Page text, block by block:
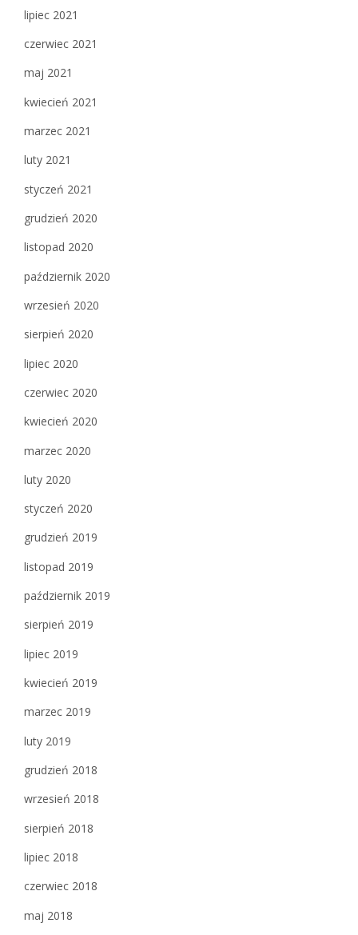
lipiec 2021
czerwiec 2021
maj 2021
kwiecień 2021
marzec 2021
luty 2021
styczeń 2021
grudzień 2020
listopad 2020
październik 2020
wrzesień 2020
sierpień 2020
lipiec 2020
czerwiec 2020
kwiecień 2020
marzec 2020
luty 2020
styczeń 2020
grudzień 2019
listopad 2019
październik 2019
sierpień 2019
lipiec 2019
kwiecień 2019
marzec 2019
luty 2019
grudzień 2018
wrzesień 2018
sierpień 2018
lipiec 2018
czerwiec 2018
maj 2018